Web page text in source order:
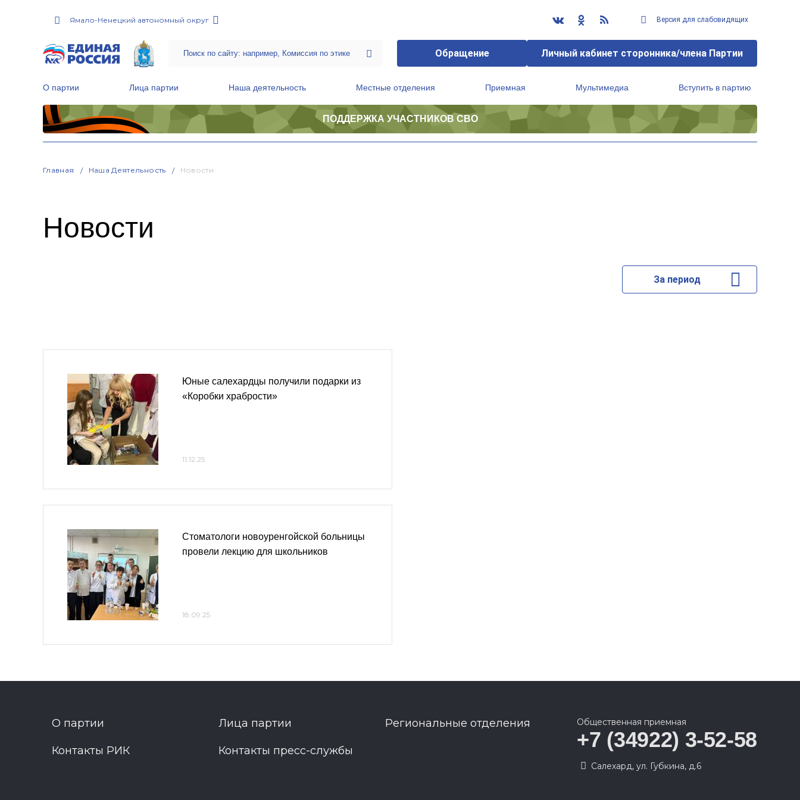
Ямало-Ненецкий автономный округ Версия для слабовидящих
Обращение Личный кабинет сторонника/члена Партии
О партии Лица партии Наша деятельность Местные отделения Приемная Мультимедиа Вступить в партию
ПОДДЕРЖКА УЧАСТНИКОВ СВО
Главная Наша Деятельность Новости
Новости
За период
Юные салехардцы получили подарки из
«Коробки храбрости»
11.12.25
Стоматологи новоуренгойской больницы
провели лекцию для школьников
18.09.25
О партии Лица партии Региональные отделения
Контакты РИК Контакты пресс-службы
Общественная приемная
+7 (34922) 3-52-58
Салехард, ул. Губкина, д.6